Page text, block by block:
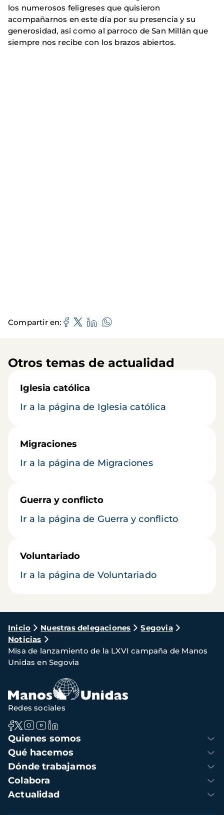
los numerosos feligreses que quisieron
acompañarnos en este día por su presencia y su
generosidad, asi como al parroco de San Millán que
siempre nos recibe con los brazos abiertos.
Compartir en
Otros temas de actualidad
Iglesia católica
Ir a la página de Iglesia católica
Migraciones
Ir a la página de Migraciones
Guerra y conflicto
Ir a la página de Guerra y conflicto
Voluntariado
Ir a la página de Voluntariado
Ruta
de
navegación
Inicio Nuestras delegaciones
Segovia
Noticias
Misa de lanzamiento de la LXVI campaña de Manos
Unidas en Segovia
Navegación
principal
Quienes somos
Qué hacemos
Dónde trabajamos
Colabora
Actualidad
Redes sociales